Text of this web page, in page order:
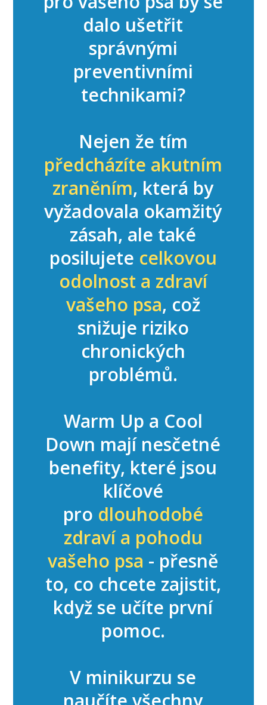
dalo ušetřit
správnými
preventivními
technikami?
Nejen že tím
předcházíte akutním
zraněním, která by
vyžadovala okamžitý
zásah, ale také
posilujete celkovou
odolnost a zdraví
vašeho psa, což
snižuje riziko
chronických
problémů.
Warm Up a Cool
Down mají nesčetné
benefity, které jsou
klíčové
pro dlouhodobé
zdraví a pohodu
vašeho psa - přesně
to, co chcete zajistit,
když se učíte první
pomoc.
V minikurzu se